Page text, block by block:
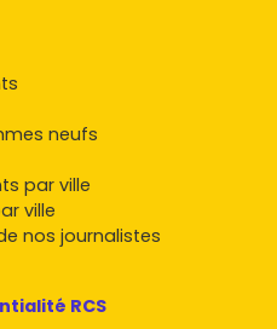
neufs
par ville
ville
nos journalistes
RCS